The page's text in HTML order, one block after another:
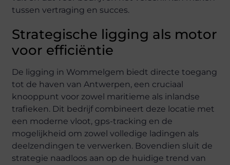
tussen vertraging en succes.
Strategische ligging als motor
voor efficiëntie
De ligging in Wommelgem biedt directe toegang
tot de haven van Antwerpen, een cruciaal
knooppunt voor zowel maritieme als inlandse
trafieken. Dit bedrijf combineert deze locatie met
een moderne vloot, gps-tracking en de
mogelijkheid om zowel volledige ladingen als
deelzendingen te verwerken. Bovendien sluit de
strategie naadloos aan op de huidige trend van